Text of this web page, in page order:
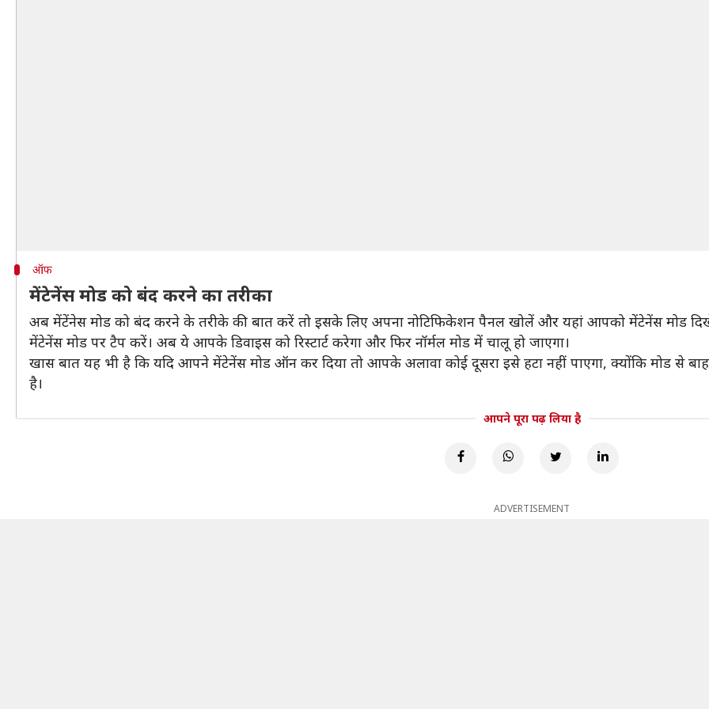
ऑफ
मेंटेनेंस मोड को बंद करने का तरीका
अब मेंटेंनेस मोड को बंद करने के तरीके की बात करें तो इसके लिए अपना नोटिफिकेशन पैनल खोलें और यहां आपको मेंटेनेंस मोड
मेंटेनेंस मोड पर टैप करें। अब ये आपके डिवाइस को रिस्टार्ट करेगा और फिर नॉर्मल मोड में चालू हो जाएगा।
खास बात यह भी है कि यदि आपने मेंटेनेंस मोड ऑन कर दिया तो आपके अलावा कोई दूसरा इसे हटा नहीं पाएगा, क्योंकि मोड से
है।
आपने पूरा पढ़ लिया है
ADVERTISEMENT